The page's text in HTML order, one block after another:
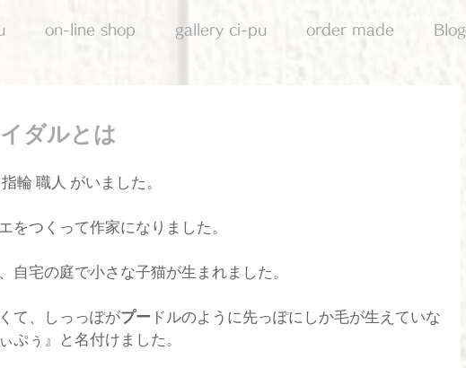
on-line shop gallery ci-pu order made Blog
ダルとは
輪 職人 がいました。
をつくって作家になりました。
自宅の庭で小さな子猫が生まれました。
て、しっっぽがプー ドルのように先っぽにしか毛が生えていな
ぷぅ』と名付けました。